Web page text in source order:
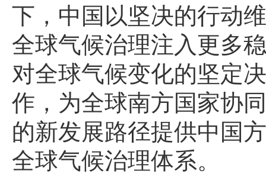
下，中国以坚决的行动
全球气候治理注入更多
对全球气候变化的坚定
作，为全球南方国家协
的新发展路径提供中国
全球气候治理体系。